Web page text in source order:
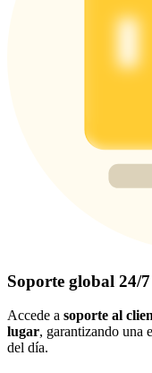
Soporte global 24/7
Accede a soporte al
lugar, garantizando una
del día.